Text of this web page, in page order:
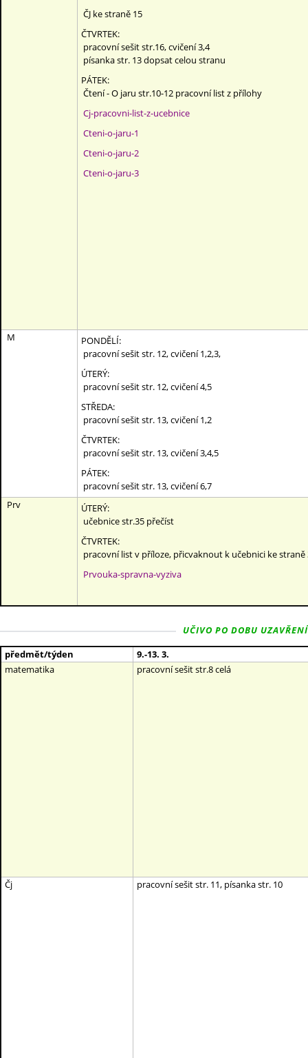
ČJ ke straně 15
ČTVRTEK:
pracovní sešit str.16, cvičení 3,4
písanka str. 13 dopsat celou stranu
PÁTEK:
Čtení - O jaru str.10-12 pracovní list z přílohy
Cj-pracovni-list-z-ucebnice
Cteni-o-jaru-1
Cteni-o-jaru-2
Cteni-o-jaru-3
M
PONDĚLÍ:
pracovní sešit str. 12, cvičení 1,2,3,
ÚTERÝ:
pracovní sešit str. 12, cvičení 4,5
STŘEDA:
pracovní sešit str. 13, cvičení 1,2
ČTVRTEK:
pracovní sešit str. 13, cvičení 3,4,5
PÁTEK:
pracovní sešit str. 13, cvičení 6,7
Prv
ÚTERÝ:
učebnice str.35 přečíst
ČTVRTEK:
pracovní list v příloze, přicvaknout k učebnici ke straně
Prvouka-spravna-vyziva
UČIVO PO DOBU
předmět/týden
9.-13. 3.
matematika
pracovní sešit str.8 celá
Čj pracovní sešit str. 11, písanka str. 10